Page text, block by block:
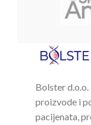
Bolster
proizvode i
pacijenata,